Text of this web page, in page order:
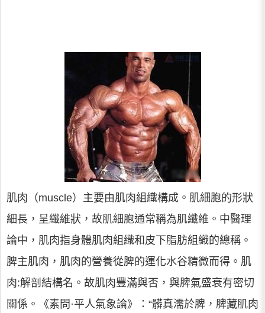
肌肉（muscle）主要由肌肉組織構成。肌細胞的形狀
細長，呈纖維狀，故肌細胞通常稱為肌纖維。中醫理
論中，肌肉指身體肌肉組織和皮下脂肪組織的總稱。
脾主肌肉，肌肉的營養從脾的運化水谷精微而得。肌
肉:解剖結構名。故肌肉豐滿與否，與脾氣盛衰有密切
關係。《素問·平人氣象論》：“髒真濡於脾，脾藏肌肉